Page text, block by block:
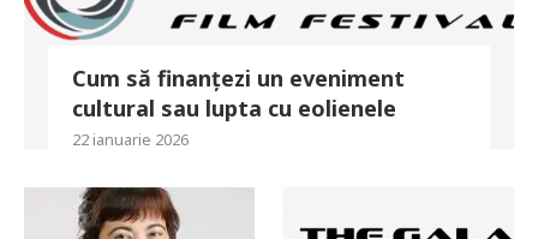
Cum să finanțezi un eveniment
cultural sau lupta cu eolienele
22 ianuarie 2026